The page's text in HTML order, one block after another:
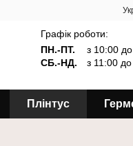
Графік роботи:
ПН.-ПТ.
з 10:00
СБ.-НД.
з 11:00
Плінтус